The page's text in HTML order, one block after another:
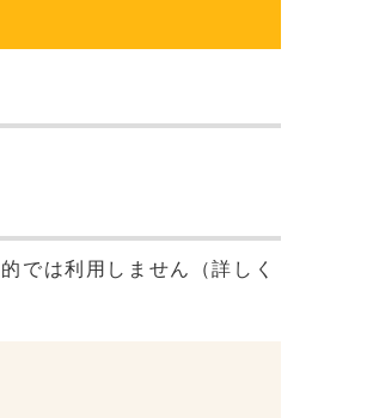
では利用しません（詳しく